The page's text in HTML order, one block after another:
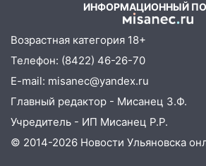
Поджог со свечой, 16
домов и выстрел за водку
07:50 Какая погоды будет
августа
06:45 Императорский мост в
Ульяновске останется
утра 10 августа
ИНФОРМАЦИОННЫЙ
Возрастная категория 18+
Телефон: (8422) 46-26-70
E-mail: misanec@yandex.ru
Главный редактор - Мисанец З.Ф.
Учредитель - ИП Мисанец Р.Р.
© 2014-2026 Новости Ульяновска